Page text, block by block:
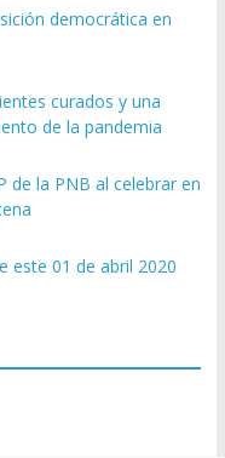
democrática en
curados y una
de la pandemia
de la PNB al celebrar en
este 01 de abril 2020